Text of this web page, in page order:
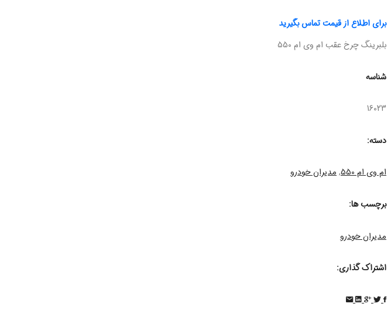
برای اطلاع از قیمت تماس بگیرید
بلبرینگ چرخ عقب ام وی ام 550
شناسه
16023
دسته:
ام وی ام 550 ,مدیران خودرو
برچسب ها:
مدیران خودرو
اشتراک گذاری: